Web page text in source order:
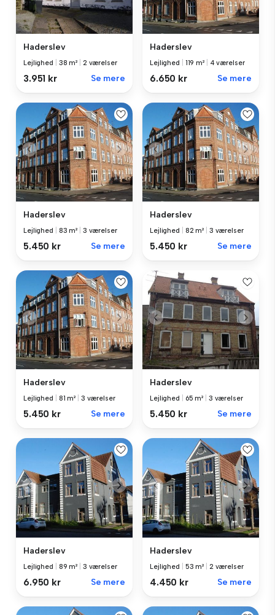
Haderslev
Lejlighed 38 m² 2 værelser
3.951 kr Se mere
Haderslev
Lejlighed 119 m² 4 værelser
6.650 kr Se mere
Haderslev
Lejlighed 83 m² 3 værelser
5.450 kr Se mere
Haderslev
Lejlighed 82 m² 3 værelser
5.450 kr Se mere
Haderslev
Lejlighed 81 m² 3 værelser
5.450 kr Se mere
Haderslev
Lejlighed 65 m² 3 værelser
5.450 kr Se mere
Haderslev
Lejlighed 89 m² 3 værelser
6.950 kr Se mere
Haderslev
Lejlighed 53 m² 2 værelser
4.450 kr Se mere